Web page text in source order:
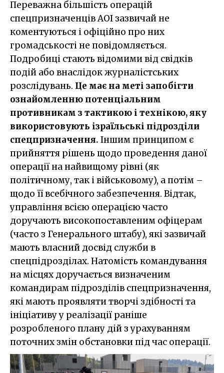
Переважна більшість операцій
спецпризначенців АОІ зазвичай не
коментуються і офіційно про них
громадськості не повідомляється.
Подробиці стають відомими від свідків
подій або внаслідок журналістських
розслідувань. Це має на меті запобігти
ознайомленню потенціальним
противникам з тактикою і технікою, яку
використовують ізраїльські підрозділи
спецпризначення. Іншим принципом є
прийняття рішень щодо проведення даної
операції на найвищому рівні (як
політичному, так і військовому), а потім –
щодо її всебічного забезпечення. Відтак,
управління всією операцією часто
доручають високопоставленим офіцерам
(часто з Генерального штабу), які зазвичай
мають власний досвід служби в
спецпідрозділах. Натомість командування
на місцях доручається визначеним
командирам підрозділів спецпризначення,
які мають проявляти творчі здібності та
ініціативу у реалізації раніше
розробленого плану дій з урахуванням
поточних змін обстановки під час операції.